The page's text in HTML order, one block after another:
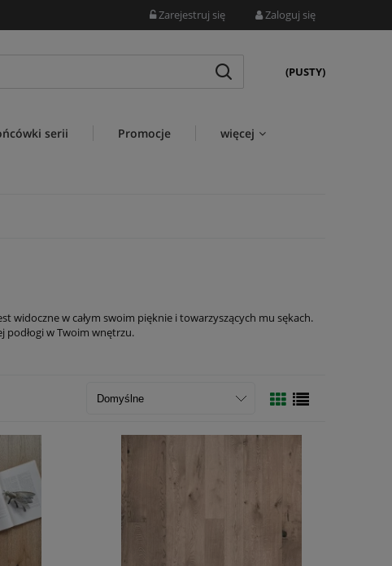
Zarejestruj się Zaloguj się
(PUSTY)
serii Promocje więcej
widoczne w całym swoim pięknie i towarzyszących mu sękach.
podłogi w Twoim wnętrzu.